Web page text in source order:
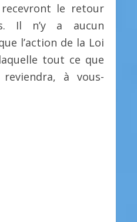
le retour
Il n’y a aucun
l’action de la Loi
tout ce que
à vous-